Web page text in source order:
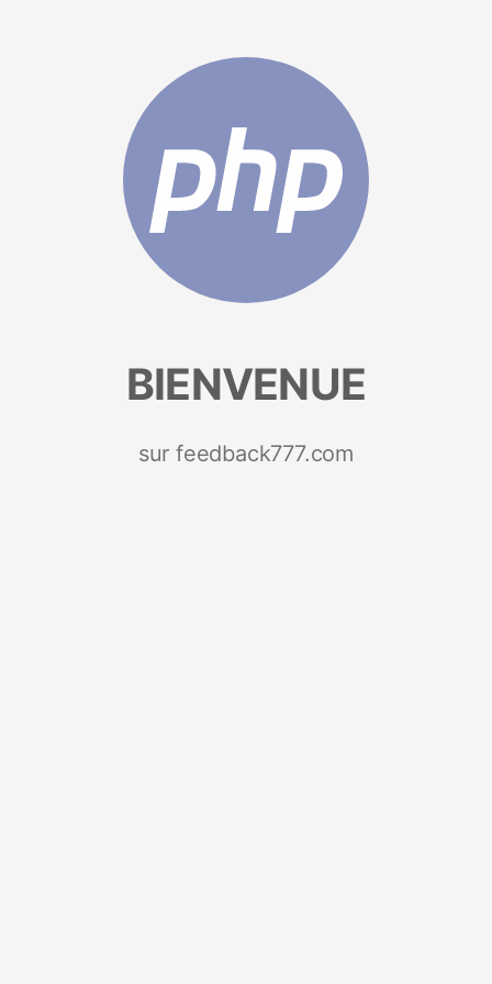
BIENVENUE
sur feedback777.com